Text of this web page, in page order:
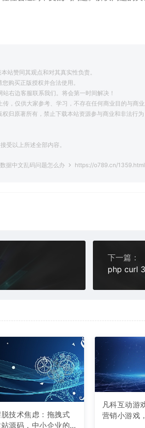
站赞同其观点和对其真实性负责。
购买正版授权并合法使用。
右边客服联系我们。将会第一时间解决！
，仅供大家参考、学习，不存在任何商业目的与商业
归原著所有，禁止下载本站资源参与商业和非法行
受以上所述全部内容。
据中文乱码问题怎么办 https://o789.cn/1359.html
下一篇：
php curl
技术焦虑：拖拽式
源码，中小企业的
凡科互动游
营销小游戏